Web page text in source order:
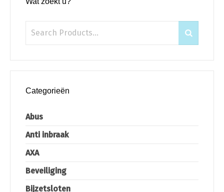
Categorieën
Abus
Anti inbraak
AXA
Beveiliging
Bijzetsloten